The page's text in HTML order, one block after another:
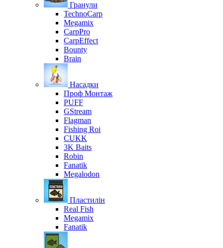
Гранули
TechnoCarp
Megamix
CarpPro
CarpEffect
Bounty
Brain
Насадки
Проф Монтаж
PUFF
GStream
Flagman
Fishing Roi
CUKK
3K Baits
Robin
Fanatik
Megalodon
Пластилін
Real Fish
Megamix
Fanatik